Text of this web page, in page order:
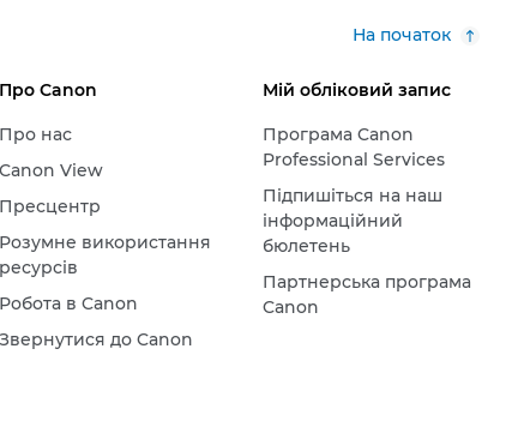
На початок
Про Canon
Про нас
Canon View
Пресцентр
Розумне використання
ресурсів
Робота в Canon
Звернутися до Canon
Мій обліковий запис
Програма Canon
Professional Services
Підпишіться на наш
інформаційний
бюлетень
Партнерська програма
Canon